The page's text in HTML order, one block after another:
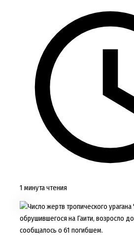
1 минута чтения
Число жертв тропического урагана
обрушившегося на Гаити, возросло
сообщалось о 61 погибшем.